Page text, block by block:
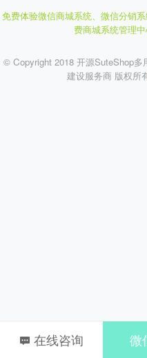
在线咨询 微
免费体验微信商城系统、微信分销
费商城系统管理
© Copyright 2018 开源SuteShop
建设服务商 版权所